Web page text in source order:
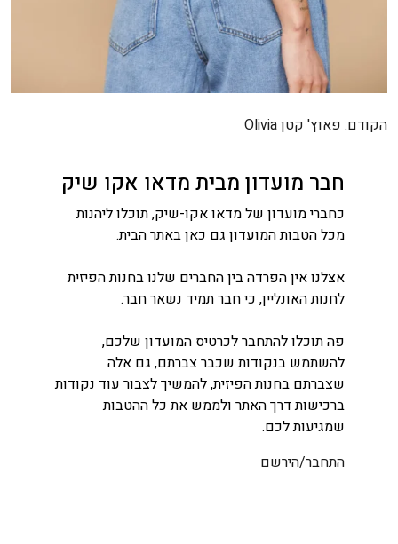
ניווט
הקודם: פאוץ' קטן Olivia
חבר מועדון מבית מדאו אקו שיק
כחברי מועדון של מדאו אקו-שיק, תוכלו ליהנות
מכל הטבות המועדון גם כאן באתר הבית.
אצלנו אין הפרדה בין החברים שלנו בחנות הפיזית
לחנות האונליין, כי חבר תמיד נשאר חבר.
פה תוכלו להתחבר לכרטיס המועדון שלכם,
להשתמש בנקודות שכבר צברתם, גם אלה
שצברתם בחנות הפיזית, להמשיך לצבור עוד נקודות
ברכישות דרך האתר ולממש את כל ההטבות
שמגיעות לכם.
התחבר/הירשם